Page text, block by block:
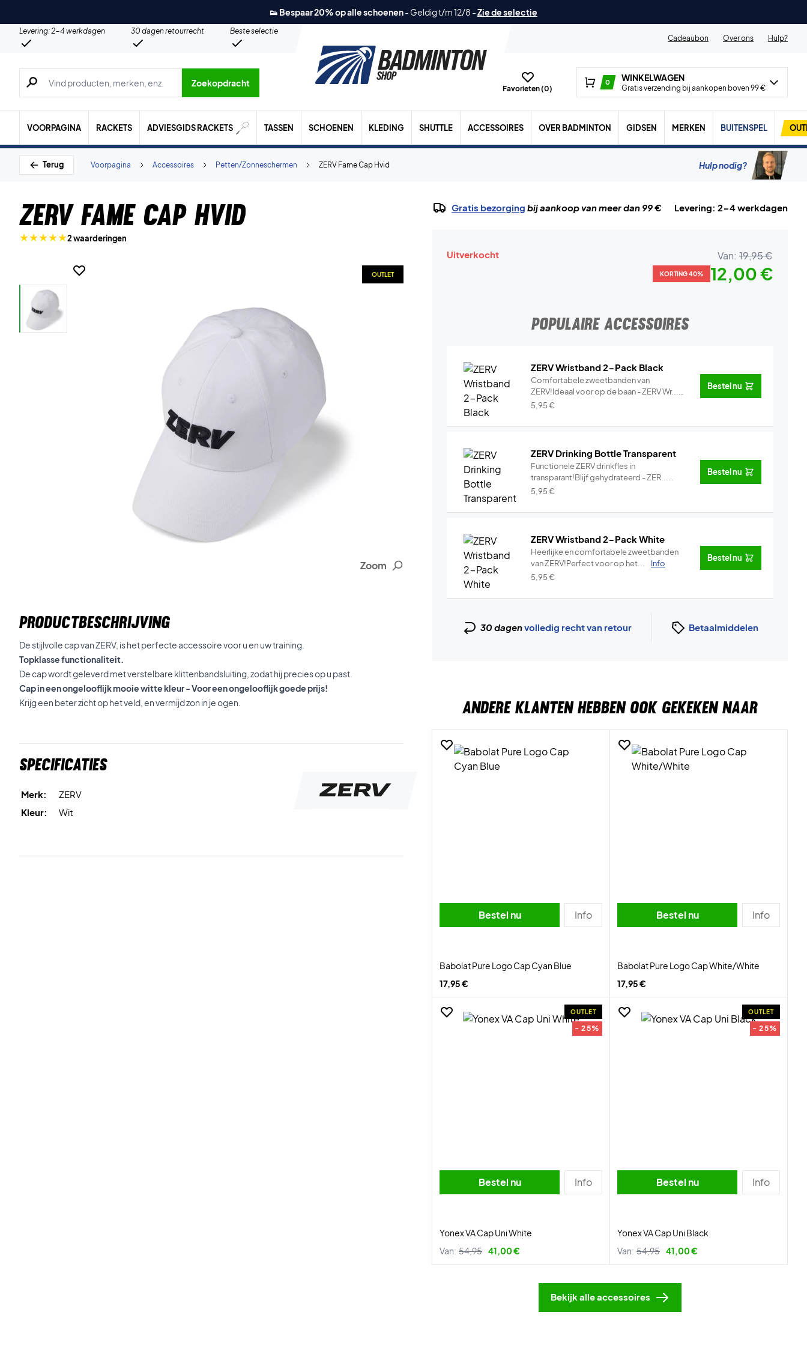
👟 Bespaar 20% op alle schoenen- Geldig t/m 12/8 -Zie de selectie
Levering: 2-4 werkdagen 30 dagen retourrecht
Beste selectie
Cadeaubon
Over ons Hulp?
Zoeken naar producten, merken etc.
Zoekopdracht
Favorieten (0)
0 WINKELWAGEN
Gratis verzending bij aankopen boven 99 €
VOORPAGINA RACKETS ADVIESGIDS RACKETS TASSEN SCHOENEN KLEDING SHUTTLE ACCESSOIRES OVER BADMINTON GIDSEN MERKEN BUITENSPEL
Terug ZERV Fame Cap Hvid
Petten/Zonneschermen
Accessoires
Voorpagina Hulp nodig?
ZERV Fame Cap Hvid
2 waarderingen
Zoom
OUTLET
PRODUCTBESCHRIJVING
De stijlvolle cap van ZERV, is het perfecte accessoire voor u en uw training.
Topklasse functionaliteit.
De cap wordt geleverd met verstelbare klittenbandsluiting, zodat hij precies op u past.
Cap in een ongelooflijk mooie witte kleur - Voor een ongelooflijk goede prijs!
Krijg een beter zicht op het veld, en vermijd zon in je ogen.
Specificaties
Merk:
ZERV
Kleur:
Wit
Gratis bezorging bij aankoop van meer dan 99 € Levering: 2-4 werkdagen
Uitverkocht Van: 19,95 €
KORTING 40% 12,00 €
POPULAIRE ACCESSOIRES
ZERV Wristband 2-Pack Black
Comfortabele zweetbanden van
ZERV!Ideaal voor op de baan - ZERV Wr...
Info
5,95€
Bestel nu
ZERV Drinking Bottle Transparent
Functionele ZERV drinkfles in
transparant!Blijf gehydrateerd - ZER...
Info
5,95€
Bestel nu
ZERV Wristband 2-Pack White
Heerlijke en comfortabele zweetbanden
van ZERV!Perfect voor op het...
Info
5,95€
Bestel nu
30 dagenvolledig recht van retour Betaalmiddelen
ANDERE KLANTEN HEBBEN OOK GEKEKEN NAAR
Bestel nu Info
Babolat Pure Logo Cap Cyan Blue
17,95 €
Bestel nu Info
Babolat Pure Logo Cap White/White
17,95 €
OUTLET
- 25%
Bestel nu Info
Yonex VA Cap Uni White
Van: 54,95 41,00 €
OUTLET
- 25%
Bestel nu Info
Yonex VA Cap Uni Black
Van: 54,95 41,00 €
Bekijk alle accessoires